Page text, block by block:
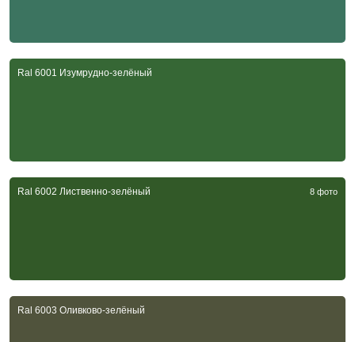
Ral 6001 Изумрудно-зелёный
Ral 6002 Лиственно-зелёный 8 фото
Ral 6003 Оливково-зелёный